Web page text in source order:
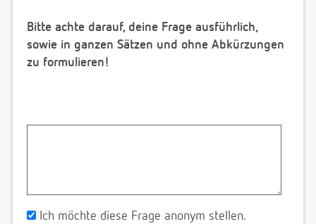
Bitte achte darauf, deine Frage ausführlich,
sowie in ganzen Sätzen und ohne Abkürzungen
zu formulieren!
Ich möchte diese Frage anonym stellen.